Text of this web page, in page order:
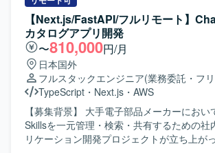
発やモダンアーキテクチャに関心があり、
開発組織とプロダクトの成長にコミットい
迎いたします。 【ポジションの魅力】 CTOやVPoEと近い
立場で、全社横断の技術戦略やプロジェク
ことができます。新規事業の立ち上げから
のモダン化まで幅広いテーマに携わること
の両面で成長できる環境です。単一プロダク
ず、多様な領域のプロジェクトに関わるこ
クトやテックリードとしての経験値を高め
す。 【開発環境】 Go、Next.js、MySQL（Spannerを含
APIの設計・実装を担当していただきます。
イルアップロード、情報登録、一覧表示、
を行っていただきます。 Gitリポジトリへの
の実装を行っていただきます。 Dockerを用
よび実行環境の構築を行っていただきます。
アプリケーションデプロイを行っていただ
パイプラインの設計・構築を行っていただ
スト、結合テスト、コードレビューの実施
きます。 【求める人物像】 フロントエンドからバックエン
ド、インフラまで一貫して主体的に対応で
【Next.js/FastAPI/フルリモート】
カタログアプリ開発
〜810,000円/月
日本国外
フルスタックエンジニア(業務委託・フ
TypeScript ・ Next.js ・ AWS
【募集背景】 大手電子部品メーカーにお
Skillsを一元管理・検索・共有するための社
リケーション開発プロジェクトが立ち上が